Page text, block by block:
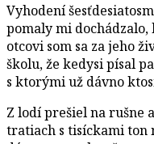
Vyhodení
pomaly mi dochádzalo,
otcovi som sa za jeho
školu, že kedysi písal
s ktorými už dávno
Z lodí prešiel na rušne
tratiach s tisíckami ton